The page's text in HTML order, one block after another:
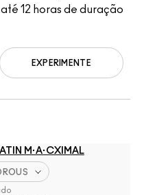
12 horas de duração
M·A·CXIMAL
EXPERIMENTE